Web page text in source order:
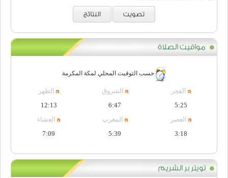
تصويت النتائج
مواقيت الصلاة
حسب التوقيت المحلي لمكة المكرمة
الفجر
5:25
الشروق
6:47
الظهر
12:13
العصر
3:18
المغرب
5:39
العشاء
7:09
تويتر بر الشريم